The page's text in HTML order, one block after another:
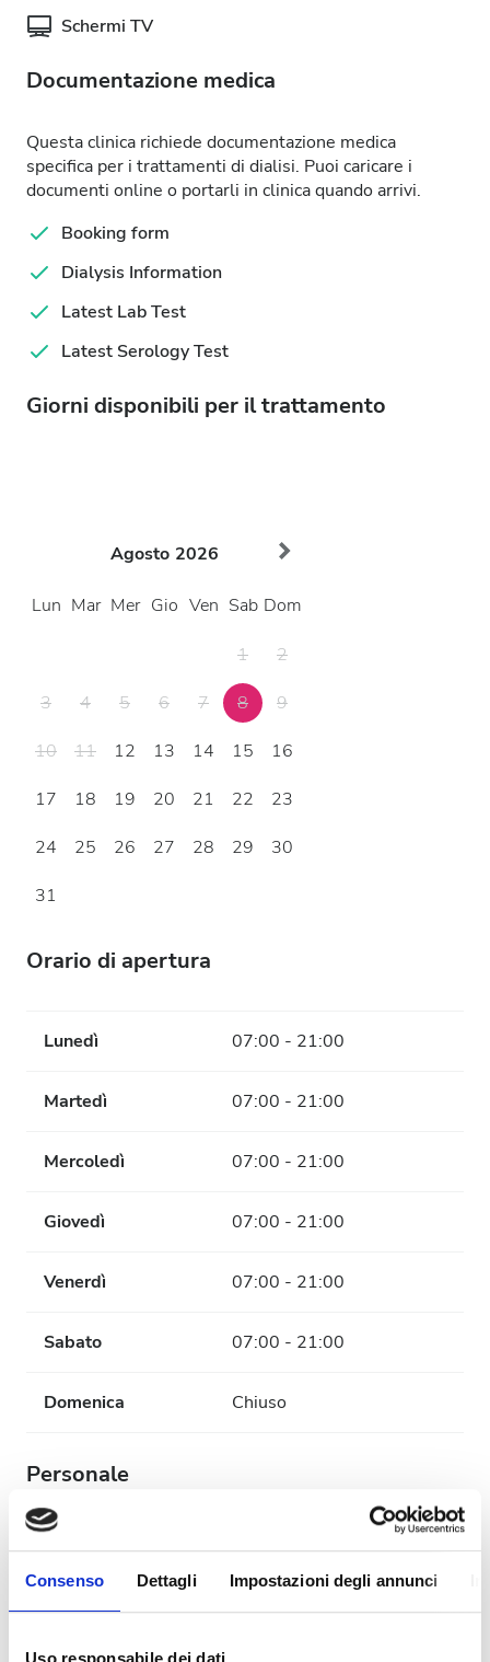
Consenso Dettagli Impostazioni degli annunci
Uso responsabile dei dati
Schermi TV
Documentazione medica
Questa clinica richiede documentazione medica
specifica per i trattamenti di dialisi. Puoi caricare i
documenti online o portarli in clinica quando arrivi.
Booking form
Dialysis Information
Latest Lab Test
Latest Serology Test
Giorni disponibili per il trattamento
Agosto 2026
Lun Mar Mer Gio Ven Sab Dom
1
2
3
4 5 6 7 8
9
10
11 12 13 14 15
16
17
18 19 20 21 22
23
24
25 26 27 28 29
30
31
Orario di apertura
Lunedì 07:00 - 21:00
Martedì 07:00 - 21:00
Mercoledì 07:00 - 21:00
Giovedì 07:00 - 21:00
Venerdì 07:00 - 21:00
Sabato 07:00 - 21:00
Domenica Chiuso
Personale